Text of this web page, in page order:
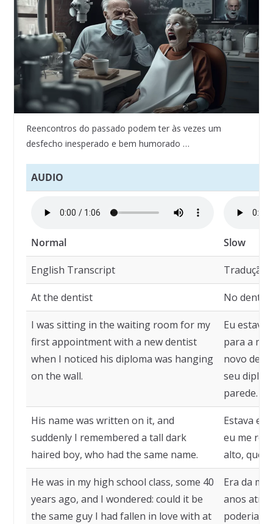
Reencontros do passado podem ter às vezes um
desfecho inesperado e bem humorado …
AUDIO
Normal Slow
English Transcript Tradução
At the dentist No
I was sitting in the waiting room for my
first appointment with a new dentist
when I noticed his diploma was hanging
on the wall.
Eu estava
para a
novo
seu
parede.
His name was written on it, and
suddenly I remembered a tall dark
haired boy, who had the same name.
Estava
eu me
alto, que
He was in my high school class, some 40
years ago, and I wondered: could it be
the same guy I had fallen in love with at
Era da
anos
poderia